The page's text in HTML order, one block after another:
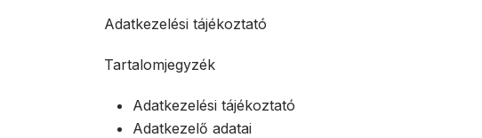
Adatkezelési tájékoztató
Tartalomjegyzék
Adatkezelési tájékoztató
Adatkezelő adatai